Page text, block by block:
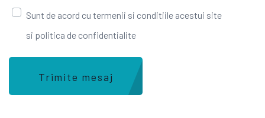
Sunt de acord cu termenii si conditiile acestui site
si politica de confidentialite
Trimite mesaj